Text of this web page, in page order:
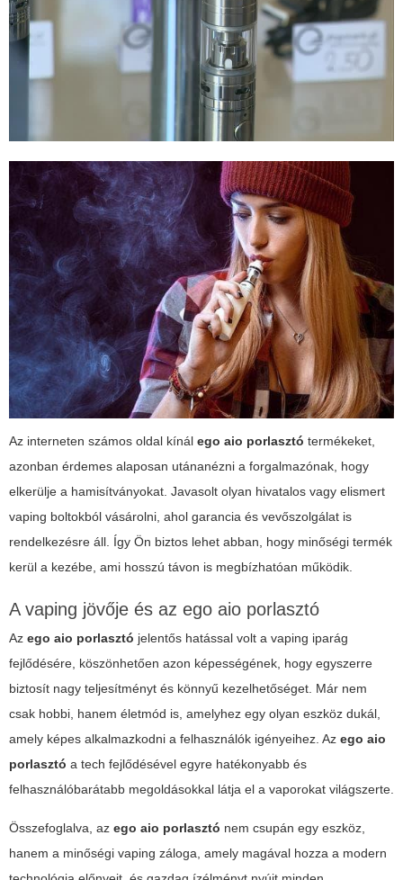
Az interneten számos oldal kínál ego aio porlasztó termékeket,
azonban érdemes alaposan utánanézni a forgalmazónak, hogy
elkerülje a hamisítványokat. Javasolt olyan hivatalos vagy elismert
vaping boltokból vásárolni, ahol garancia és vevőszolgálat is
rendelkezésre áll. Így Ön biztos lehet abban, hogy minőségi termék
kerül a kezébe, ami hosszú távon is megbízhatóan működik.
A vaping jövője és az ego aio porlasztó
Az ego aio porlasztó jelentős hatással volt a vaping iparág
fejlődésére, köszönhetően azon képességének, hogy egyszerre
biztosít nagy teljesítményt és könnyű kezelhetőséget. Már nem
csak hobbi, hanem életmód is, amelyhez egy olyan eszköz dukál,
amely képes alkalmazkodni a felhasználók igényeihez. Az ego aio
porlasztó a tech fejlődésével egyre hatékonyabb és
felhasználóbarátabb megoldásokkal látja el a vaporokat világszerte.
Összefoglalva, az ego aio porlasztó nem csupán egy eszköz,
hanem a minőségi vaping záloga, amely magával hozza a modern